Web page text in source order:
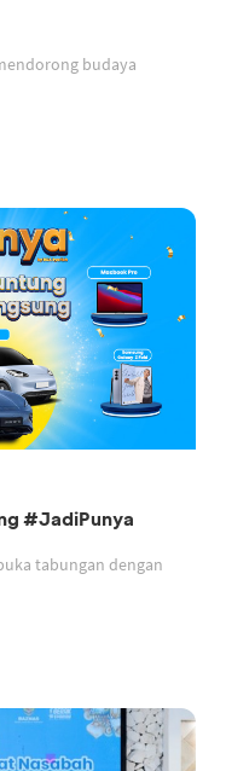
#JadiPunya
tabungan dengan